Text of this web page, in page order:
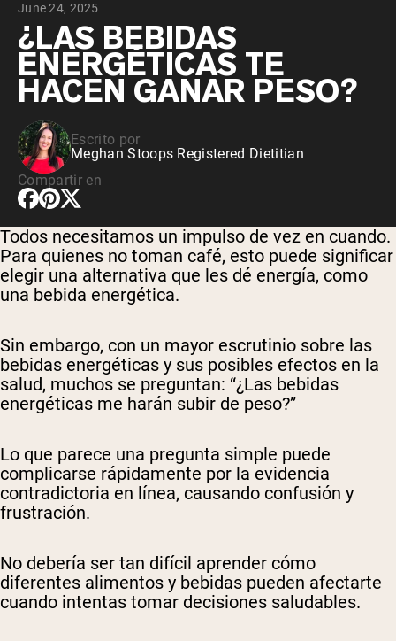
June 24, 2025
¿LAS BEBIDAS
ENERGÉTICAS TE
HACEN GANAR PESO?
Escrito por
Meghan Stoops Registered Dietitian
Compartir en
Todos necesitamos un impulso de vez en cuando.
Para quienes no toman café, esto puede significar
elegir una alternativa que les dé energía, como
una bebida energética.
Sin embargo, con un mayor escrutinio sobre las
bebidas energéticas y sus posibles efectos en la
salud, muchos se preguntan: “¿Las bebidas
energéticas me harán subir de peso?”
Lo que parece una pregunta simple puede
complicarse rápidamente por la evidencia
contradictoria en línea, causando confusión y
frustración.
No debería ser tan difícil aprender cómo
diferentes alimentos y bebidas pueden afectarte
cuando intentas tomar decisiones saludables.